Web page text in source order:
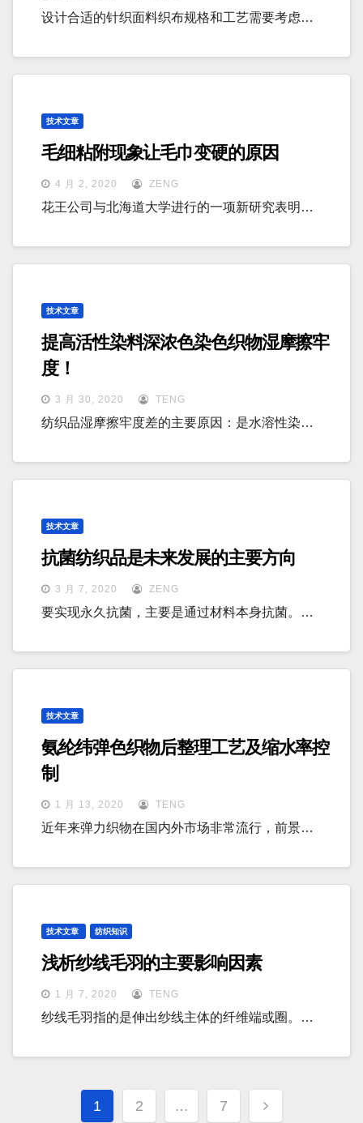
设计合适的针织面料织布规格和工艺需要考虑…
技术文章
毛细粘附现象让毛巾变硬的原因
4 月 2, 2020 ZENG
花王公司与北海道大学进行的一项新研究表明…
技术文章
提高活性染料深浓色染色织物湿摩擦牢
度！
3 月 30, 2020 TENG
纺织品湿摩擦牢度差的主要原因：是水溶性染…
技术文章
抗菌纺织品是未来发展的主要方向
3 月 7, 2020 ZENG
要实现永久抗菌，主要是通过材料本身抗菌。…
技术文章
氨纶纬弹色织物后整理工艺及缩水率控
制
1 月 13, 2020 TENG
近年来弹力织物在国内外市场非常流行，前景…
技术文章 纺织知识
浅析纱线毛羽的主要影响因素
1 月 7, 2020 TENG
纱线毛羽指的是伸出纱线主体的纤维端或圈。…
文
1 2 … 7